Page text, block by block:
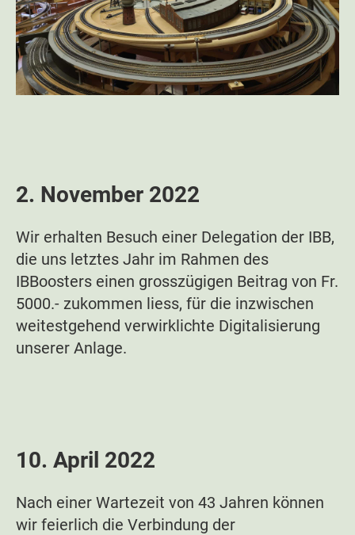
2. November 2022
Wir erhalten Besuch einer Delegation der IBB,
die uns letztes Jahr im Rahmen des
IBBoosters einen grosszügigen Beitrag von Fr.
5000.- zukommen liess, für die inzwischen
weitestgehend verwirklichte Digitalisierung
unserer Anlage.
10. April 2022
Nach einer Wartezeit von 43 Jahren können
wir feierlich die Verbindung der